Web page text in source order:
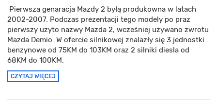
Pierwsza genaracja Mazdy 2 byłą produkowna w latach
2002-2007. Podczas prezentacji tego modely po praz
pierwszy użyto nazwy Mazda 2, wcześniej używano zwrotu
Mazda Demio. W ofercie silnikowej znalazły się 3 jednostki
benzynowe od 75KM do 103KM oraz 2 silniki diesla od
68KM do 100KM.
CZYTAJ WIĘCEJ